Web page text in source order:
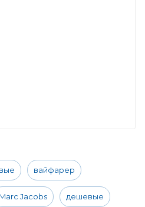
вайфарер
Marc Jacobs дешевые